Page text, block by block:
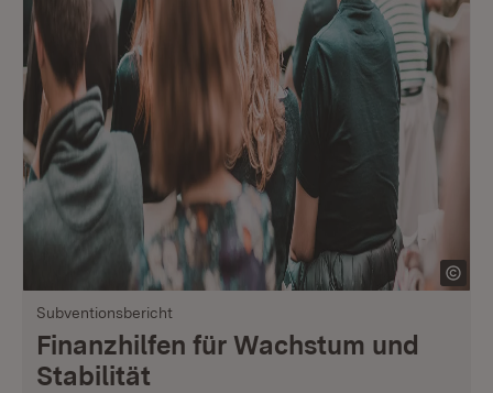
Subventionsbericht
Finanzhilfen für Wachstum und
Stabilität